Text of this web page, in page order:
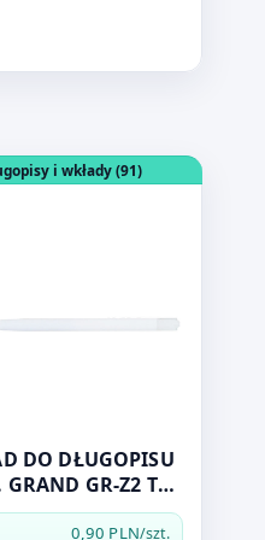
GR-W1 niebieski
WKŁAD DO
i wkłady (91)
DO DŁUGOPISU
ZENITH
0,90 PLN/szt.